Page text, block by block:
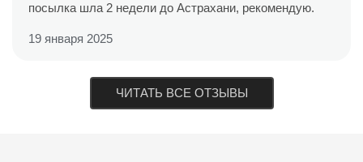
посылка шла 2 недели до Астрахани, рекомендую.
19 января 2025
ЧИТАТЬ ВСЕ ОТЗЫВЫ